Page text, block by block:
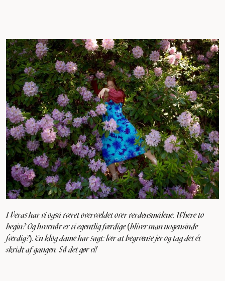
I Veras har vi også været overvældet over verdensmålene. Where to
begin? Og hvornår er vi egentlig færdige (bliver man nogensinde
færdig?). En klog dame har sagt: lær at begrænse jer og tag det ét
skridt af gangen. Så det gør vi!